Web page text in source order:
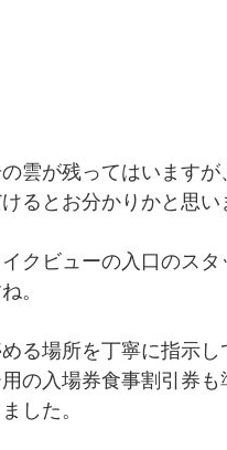
雲が残ってはいます
るとお分かりかと思
クビューの入口のス
。
る場所を丁寧に指示
の入場券食事割引券
した。